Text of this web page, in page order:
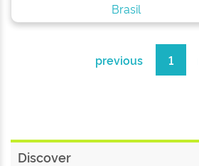
Brasil
previous 1
Discover